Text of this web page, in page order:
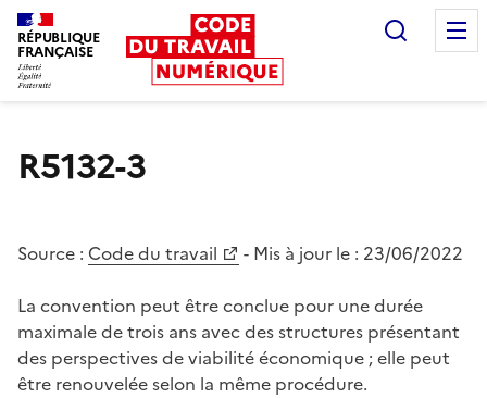
RÉPUBLIQUE
FRANÇAISE
R5132-3
Source : Code du travail - Mis à jour le : 23/06/2022
La convention peut être conclue pour une durée
maximale de trois ans avec des structures présentant
des perspectives de viabilité économique ; elle peut
être renouvelée selon la même procédure.